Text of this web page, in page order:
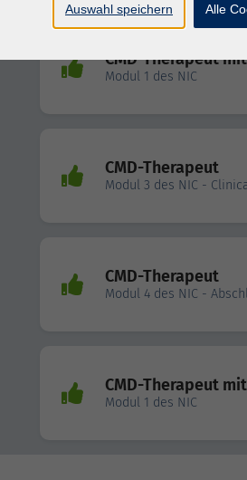
CMD-Therapeut
Modul 1 des NIC
CMD-Therapeut
Modul 3 des NIC -
CMD-Therapeut
Modul 4 des NIC -
CMD-Therapeut
Modul 1 des NIC
Auswahl speichern Alle